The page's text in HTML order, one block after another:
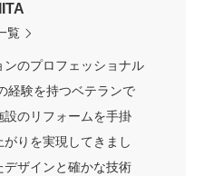
覧
のプロフェッショナル
経験を持つベテランで
のリフォームを手掛
りを実現してきまし
ザインと確かな技術